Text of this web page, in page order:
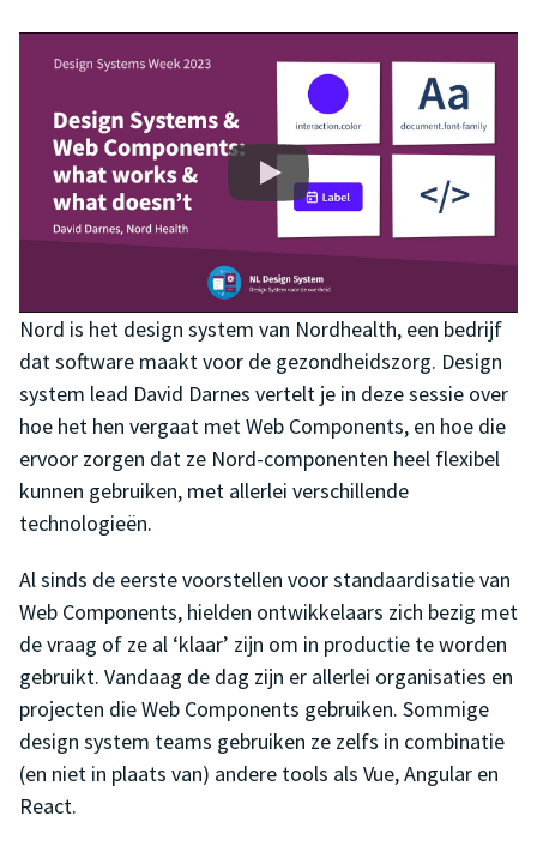
Nord is het design system van Nordhealth, een bedrijf
dat software maakt voor de gezondheidszorg. Design
system lead David Darnes vertelt je in deze sessie over
hoe het hen vergaat met Web Components, en hoe die
ervoor zorgen dat ze Nord-componenten heel flexibel
kunnen gebruiken, met allerlei verschillende
technologieën.
Al sinds de eerste voorstellen voor standaardisatie van
Web Components, hielden ontwikkelaars zich bezig met
de vraag of ze al ‘klaar’ zijn om in productie te worden
gebruikt. Vandaag de dag zijn er allerlei organisaties en
projecten die Web Components gebruiken. Sommige
design system teams gebruiken ze zelfs in combinatie
(en niet in plaats van) andere tools als Vue, Angular en
React.